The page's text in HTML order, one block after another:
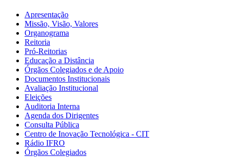
Apresentação
Missão, Visão, Valores
Organograma
Reitoria
Pró-Reitorias
Educação a Distância
Órgãos Colegiados e de Apoio
Documentos Institucionais
Avaliação Institucional
Eleições
Auditoria Interna
Agenda dos Dirigentes
Consulta Pública
Centro de Inovação Tecnológica - CIT
Rádio IFRO
Órgãos Colegiados